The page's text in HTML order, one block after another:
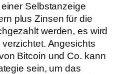
Selbstanzeige
plus Zinsen für die
werden, es wird
Angesichts
Bitcoin und Co. kann
sein, um das